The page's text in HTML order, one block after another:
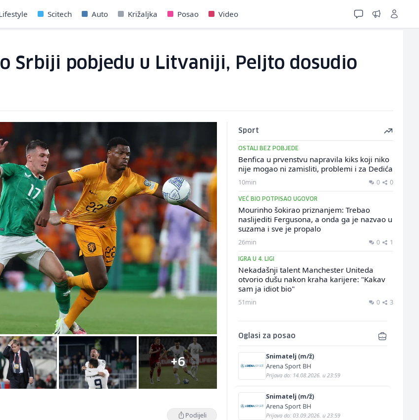
Scitech Auto Križaljka Posao Video
Srbiji pobjedu u Litvaniji, Peljto dosudio
+6
Podijeli
Sport
OSTALI BEZ POBJEDE
Benfica u prvenstvu napravila kiks koji niko
nije mogao ni zamisliti, problemi i za Dedića
10min 0 0
VEĆ BIO POTPISAO UGOVOR
Mourinho šokirao priznanjem: Trebao
naslijediti Fergusona, a onda ga je nazvao u
suzama i sve je propalo
26min 0 1
IGRA U 4. LIGI
Nekadašnji talent Manchester Uniteda
otvorio dušu nakon kraha karijere: "Kakav
sam ja idiot bio"
51min 0 3
Oglasi za posao
Snimatelj (m/ž)
Arena Sport BH
Prijava do: 14.08.2026. u 23:59
Snimatelj (m/ž)
Arena Sport BH
Prijava do: 03.09.2026. u 23:59